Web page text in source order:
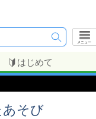
メニュー
はじめて
そび